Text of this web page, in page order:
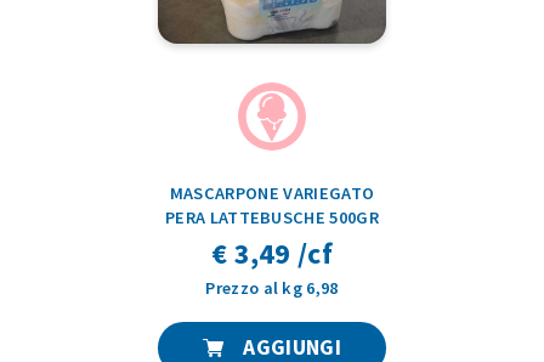
MASCARPONE VARIEGATO
PERA LATTEBUSCHE 500GR
€ 3,49 /cf
Prezzo al kg 6,98
AGGIUNGI